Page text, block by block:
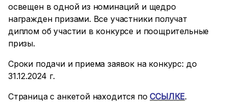
освещен в одной из номинаций и щедро
награжден призами. Все участники получат
диплом об участии в конкурсе и поощрительные
призы.
Сроки подачи и приема заявок на конкурс: до
31.12.2024 г.
Страница с анкетой находится поССЫЛКЕ.